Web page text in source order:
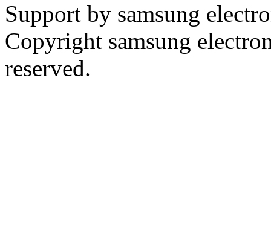
Support by samsung
Copyright samsung
reserved.